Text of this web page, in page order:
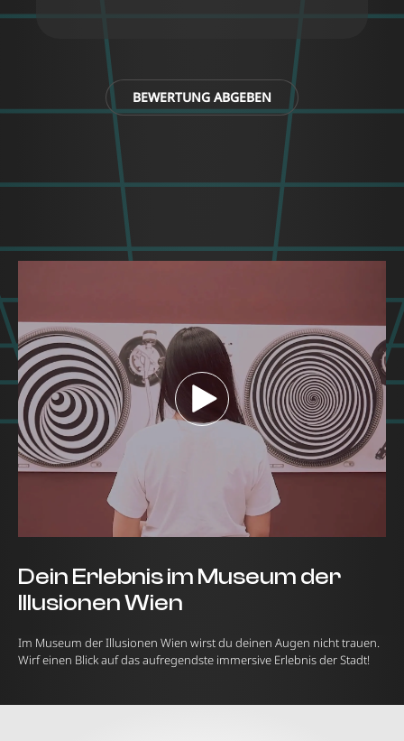
BEWERTUNG ABGEBEN
Dein Erlebnis im Museum der
Illusionen Wien
Im Museum der Illusionen Wien wirst du deinen Augen nicht trauen.
Wirf einen Blick auf das aufregendste immersive Erlebnis der Stadt!